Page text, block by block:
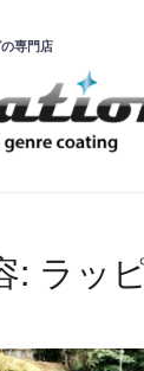
専門店
: ラッ